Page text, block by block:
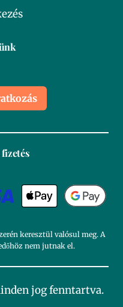
keresztül valósul meg. A
nem jutnak el.
jog fenntartva.